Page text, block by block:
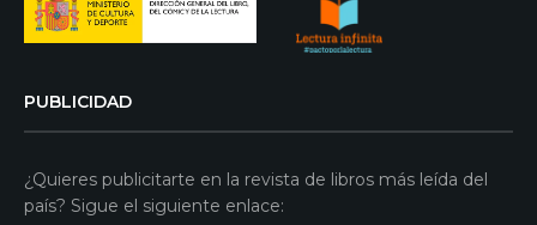
PUBLICIDAD
¿Quieres publicitarte en la revista de libros más leída del
país? Sigue el siguiente enlace: